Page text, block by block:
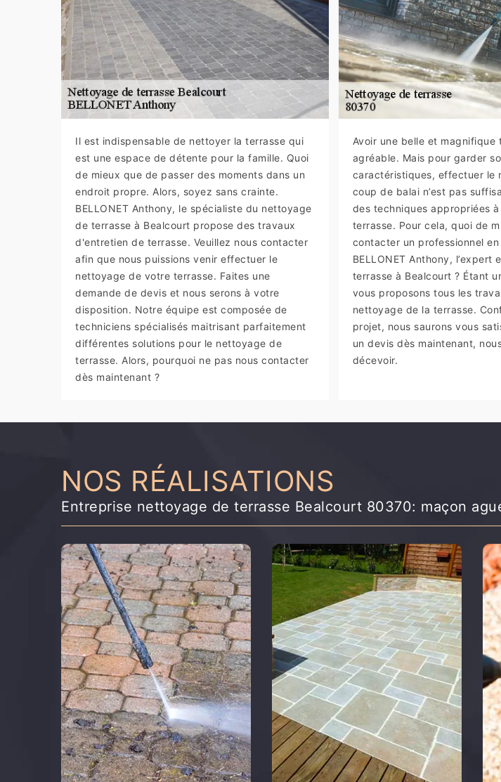
Il est indispensable de nettoyer la terrasse qui
est une espace de détente pour la famille. Quoi
de mieux que de passer des moments dans un
endroit propre. Alors, soyez sans crainte.
BELLONET Anthony, le spécialiste du nettoyage
de terrasse à Bealcourt propose des travaux
d'entretien de terrasse. Veuillez nous contacter
afin que nous puissions venir effectuer le
nettoyage de votre terrasse. Faites une
demande de devis et nous serons à votre
disposition. Notre équipe est composée de
techniciens spécialisés maitrisant parfaitement
différentes solutions pour le nettoyage de
terrasse. Alors, pourquoi ne pas nous contacter
dès maintenant ?
Avoir une belle et magnifique
agréable. Mais pour garder
caractéristiques, effectuer le
coup de balai n’est pas
des techniques appropriées à
terrasse. Pour cela, quoi de
contacter un professionnel
BELLONET Anthony, l’expert
terrasse à Bealcourt ? Étant
vous proposons tous les
nettoyage de la terrasse.
projet, nous saurons vous
un devis dès maintenant,
décevoir.
NOS RÉALISATIONS
Entreprise nettoyage de terrasse Bealcourt 80370: maçon